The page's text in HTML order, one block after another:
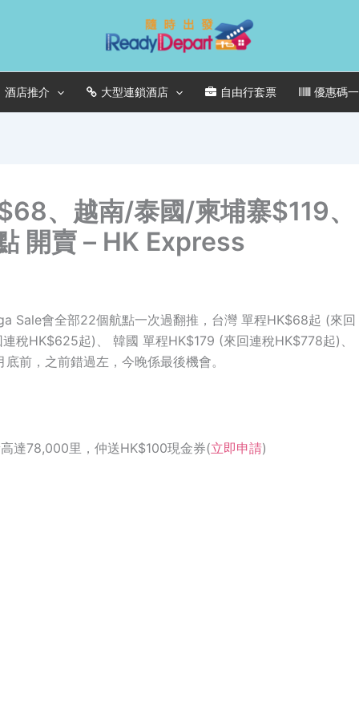
酒店推介 大型連鎖酒店 自由行套票 優惠碼
、越南/泰國/柬埔寨$119、
開賣 – HK Express
Sale會全部22個航點一次過翻推，台灣 單程HK$68起 (來回
稅HK$625起)、 韓國 單程HK$179 (來回連稅HK$778起)、
前，之前錯過左，今晚係最後機會。
達78,000里，仲送HK$100現金券(立即申請)